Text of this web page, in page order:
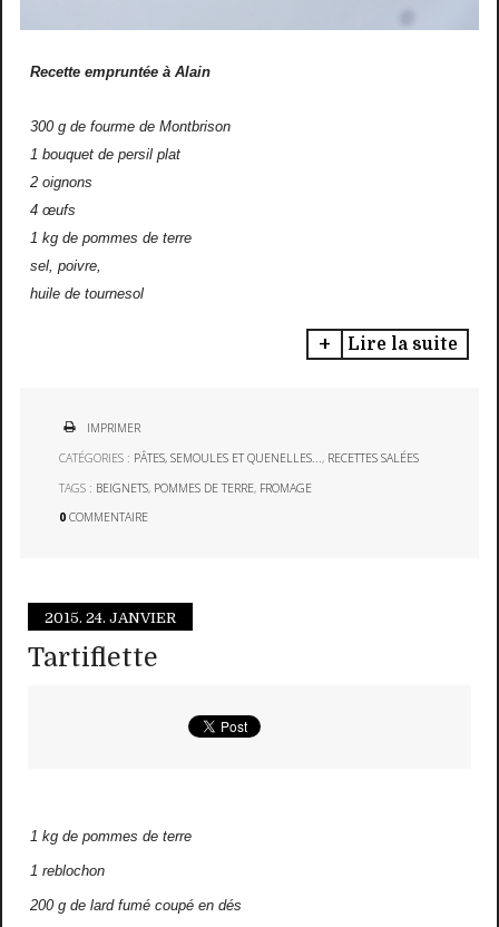
Recette empruntée à Alain
300 g de fourme de Montbrison
1 bouquet de persil plat
2 oignons
4 œufs
1 kg de pommes de terre
sel, poivre,
huile de tournesol
Lire la suite
IMPRIMER
CATÉGORIES : PÂTES, SEMOULES ET QUENELLES..., RECETTES SALÉES
TAGS : BEIGNETS, POMMES DE TERRE, FROMAGE
0 COMMENTAIRE
2015. 24. JANVIER
Tartiflette
1 kg de pommes de terre
1 reblochon
200 g de lard fumé coupé en dés